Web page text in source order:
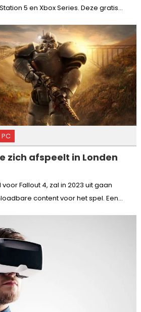
5 en Xbox Series. Deze gratis...
PC
zich afspeelt in Londen
Fallout 4, zal in 2023 uit gaan
content voor het spel. Een...